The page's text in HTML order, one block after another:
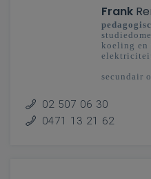
Frank
koeling en
secundair
02 507 06 30
0471 13 21 62